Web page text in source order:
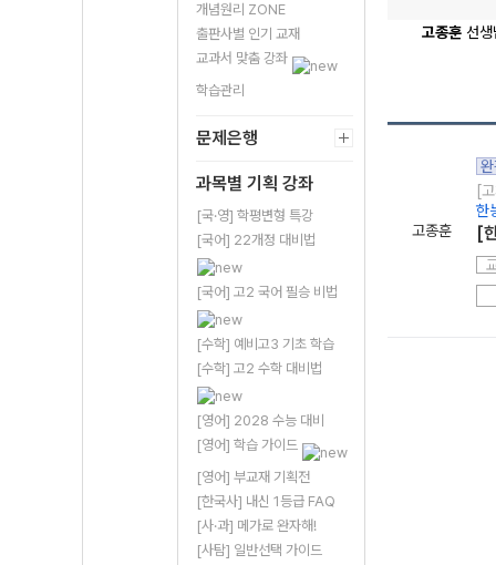
개념원리 ZONE
출판사별 인기 교재
교과서 맞춤 강좌
학습관리
문제은행
과목별 기획 강좌
[국·영] 학평변형 특강
[국어] 22개정 대비법
[국어] 고2 국어 필승 비법
[수학] 예비고3 기초 학습
[수학] 고2 수학 대비법
[영어] 2028 수능 대비
[영어] 학습 가이드
[영어] 부교재 기획전
[한국사] 내신 1등급 FAQ
[사·과] 메가로 완자해!
[사탐] 일반선택 가이드
고종훈선생
고종훈
[
한
[